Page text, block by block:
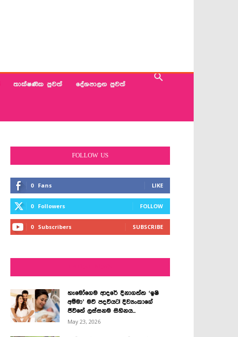
තාක්ෂණික පුවත් දේශපාලන පුවත්
FOLLOW US
0 Fans LIKE
0 Followers FOLLOW
0 Subscribers SUBSCRIBE
හැමෝගෙම ආදරේ දිනාගත්ත ‘ඉෂි
අම්මා’ මව් පදවියට! දිව්‍යංකාගේ
ජීවිතේ ලස්සනම සිහිනය...
May 23, 2026